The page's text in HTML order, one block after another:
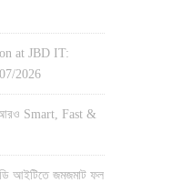
at JBD IT:
2026
Smart, Fast &
আইটিতে জমজমাট ফল